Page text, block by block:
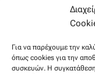
Για να παρέχουμε την
όπως cookies για την
συσκευών. Η συγκατάθεση